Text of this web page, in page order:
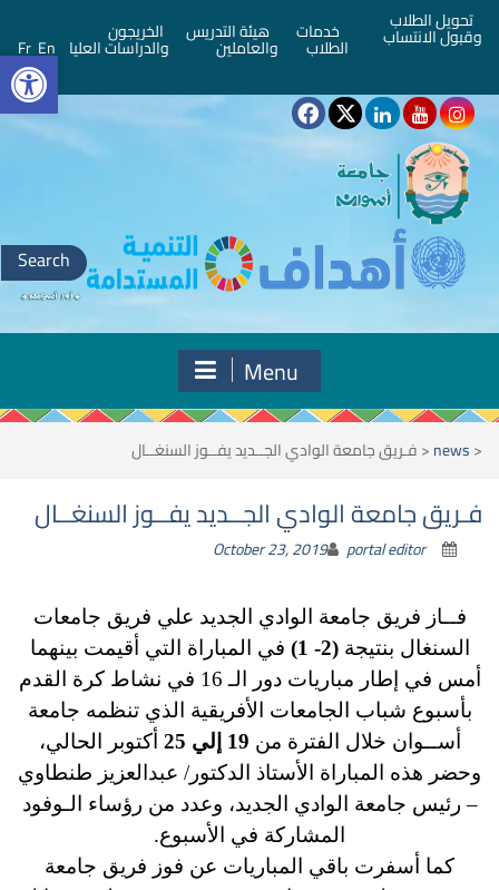
تحويل الطلاب
وقبول الانتساب خدمات
الطلاب
هيئة التدريس
والعاملين
الخريجون
والدراسات العليا En
Fr
Search
for:
Menu
<
news
<فـريق جامعة الوادي الجــديد يفــوز السنغــال
فـريق جامعة الوادي الجــديد يفــوز السنغــال
October 23, 2019 portal editor
فــاز فريق جامعة الوادي الجديد علي فريق جامعات
السنغال بنتيجة(2- 1)
في المباراة التي أقيمت بينهما
أمس في إطار مباريات دور الـ 16 في نشاط كرة القدم
بأسبوع شباب الجامعات الأفريقية الذي تنظمه جامعة
أســوان خلال الفترة من 19 إلي 25
أكتوبر الحالي،
وحضر هذه المباراة الأستاذ الدكتور/ عبدالعزيز طنطاوي
– رئيس جامعة الوادي الجديد، وعدد من رؤساء الـوفود
المشاركة في الأسبوع.
كما أسفرت باقي المباريات عن فوز فريق جامعة